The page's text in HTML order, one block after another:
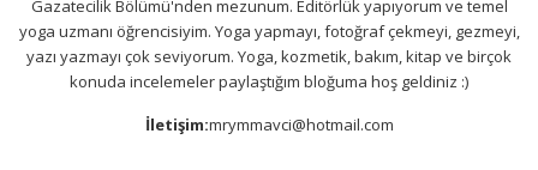
Gazatecilik Bölümü'nden mezunum. Editörlük yapıyorum ve temel
yoga uzmanı öğrencisiyim. Yoga yapmayı, fotoğraf çekmeyi, gezmeyi,
yazı yazmayı çok seviyorum. Yoga, kozmetik, bakım, kitap ve birçok
konuda incelemeler paylaştığım bloğuma hoş geldiniz :)
İletişim:mrymmavci@hotmail.com